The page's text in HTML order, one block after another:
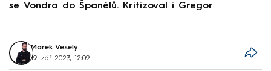
se Vondra do Španělů. Kritizoval i Gregor
Marek Veselý
19. zář 2023, 12:09